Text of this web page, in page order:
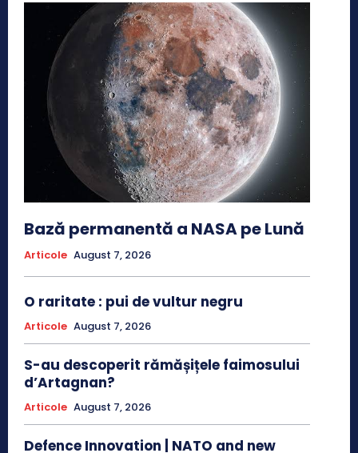
Bază permanentă a NASA pe Lună
Articole August 7, 2026
O raritate : pui de vultur negru
Articole August 7, 2026
S-au descoperit rămășițele faimosului
d’Artagnan?
Articole August 7, 2026
Defence Innovation | NATO and new